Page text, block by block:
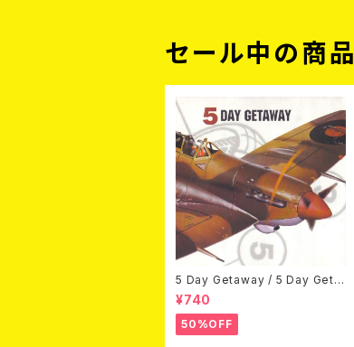
セール中の商品
5 Day Getaway / 5 Day Geta
way (CDEP)
¥740
50%OFF